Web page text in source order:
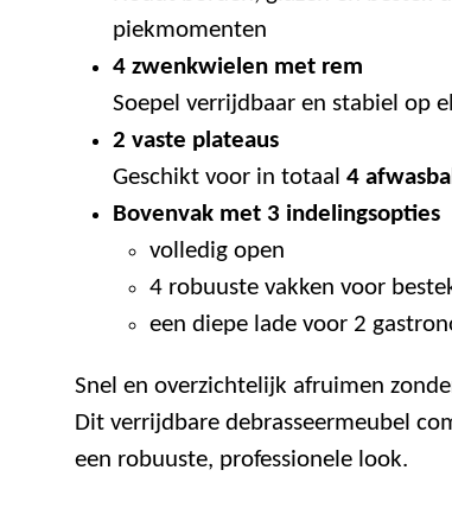
piekmomenten
4 zwenkwielen met rem
Soepel verrijdbaar en stabiel op
2 vaste plateaus
Geschikt voor in totaal 4
Bovenvak met 3 indelingsopties
volledig open
4 robuuste vakken voor
een diepe lade voor 2
Snel en overzichtelijk afruimen
Dit verrijdbare debrasseermeubel
een robuuste, professionele look.